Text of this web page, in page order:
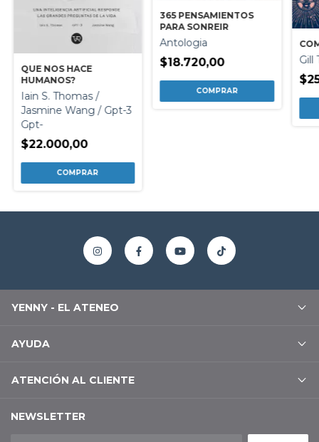
QUE NOS HACE
HUMANOS?
Iain S. Thomas /
Jasmine Wang / Gpt-3
Gpt-
$22.000,00
365 PENSAMIENTOS
PARA SONREIR
Antologia
$18.720,00 Gill
YENNY - EL ATENEO
AYUDA
ATENCIÓN AL CLIENTE
NEWSLETTER